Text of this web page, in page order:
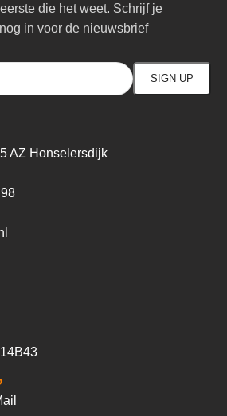
die het weet. Schrijf je
in voor de nieuwsbrief
AZ Honselersdijk